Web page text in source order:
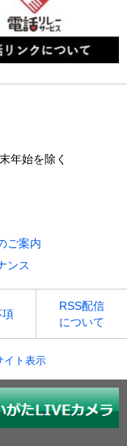
年始を除く
ご案内
ンス
項
RSS配信
について
イト表示